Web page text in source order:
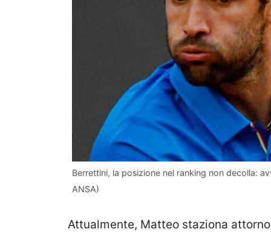
Berrettini, la posizione nel ranking non decolla:
ANSA)
Attualmente, Matteo staziona